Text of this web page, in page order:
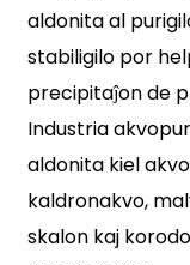
aldonita al
stabiligilo por
precipitaĵon de
Industria
aldonita kiel
kaldronakvo,
skalon kaj